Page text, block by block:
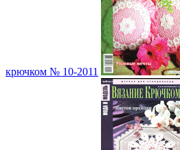
крючком № 10-2011